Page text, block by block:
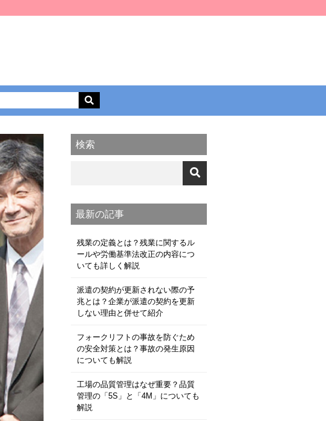
検索
最新の記事
残業の定義とは？残業に関するル
ールや労働基準法改正の内容につ
いても詳しく解説
派遣の契約が更新されない際の予
兆とは？企業が派遣の契約を更新
しない理由と併せて紹介
フォークリフトの事故を防ぐため
の安全対策とは？事故の発生原因
についても解説
工場の品質管理はなぜ重要？品質
管理の「5S」と「4M」についても
解説